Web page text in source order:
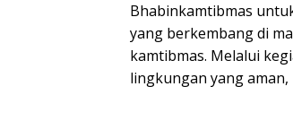
Bhabinkamtibmas
yang berkembang di
kamtibmas. Melalui
lingkungan yang